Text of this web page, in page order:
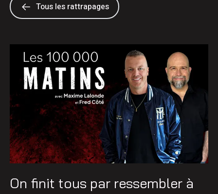
Tous les rattrapages
On finit tous par ressembler à